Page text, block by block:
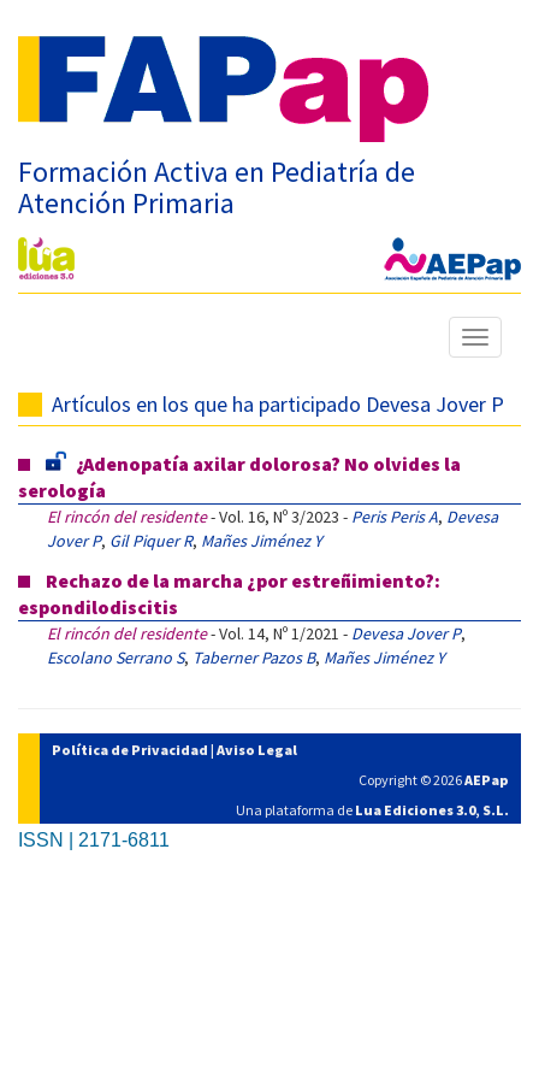
Formación Activa en Pediatría de
Atención Primaria
Mostrar
menú
Artículos en los que ha participado Devesa Jover P
¿Adenopatía axilar dolorosa? No olvides la
serología
El rincón del residente- Vol. 16, Nº 3/2023 - Peris Peris A, Devesa
Jover P, Gil Piquer R, Mañes Jiménez Y
Rechazo de la marcha ¿por estreñimiento?:
espondilodiscitis
El rincón del residente- Vol. 14, Nº 1/2021 - Devesa Jover P,
Escolano Serrano S, Taberner Pazos B, Mañes Jiménez Y
Política de Privacidad | Aviso Legal
Copyright © 2026AEPap
Una plataforma de Lua Ediciones 3.0, S.L.
ISSN | 2171-6811